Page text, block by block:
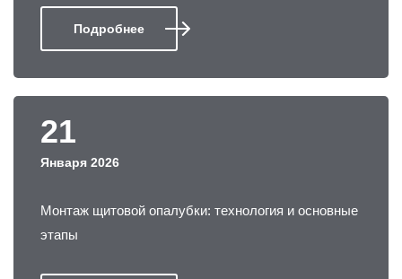
Подробнее
21
Января 2026
Монтаж щитовой опалубки: технология и основные
этапы